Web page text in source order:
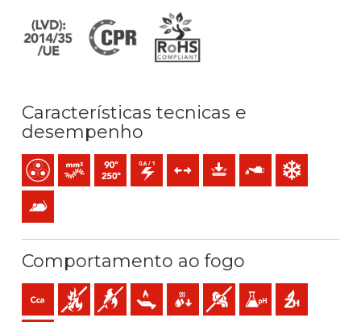
Características tecnicas e
desempenho
MulticondutorCondutor flexível cableado (classe 5) mm2
Temperatura máx. serviço: 90ºC / 250ºC
0,6/1 (1,2) kV C.AEsforços de tração
Proteção mecânica
Resistência ao óleo
Resistência ao
Anti-roedores
Comportamento ao fogo
Cca-s1b,d1,a1 (reacção ao fogo)
Não propagador do incêndio
Não propagador da chama
Baixa emissão de calor
Baixa produção de gotículas
Baixa opacidade e produção
Baixa acidez e
Sem